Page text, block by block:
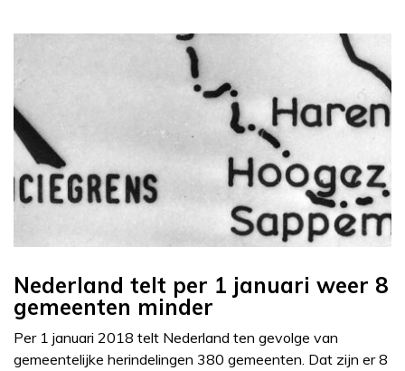
Nederland telt per 1 januari weer 8
gemeenten minder
Per 1 januari 2018 telt Nederland ten gevolge van
gemeentelijke herindelingen 380 gemeenten. Dat zijn er 8